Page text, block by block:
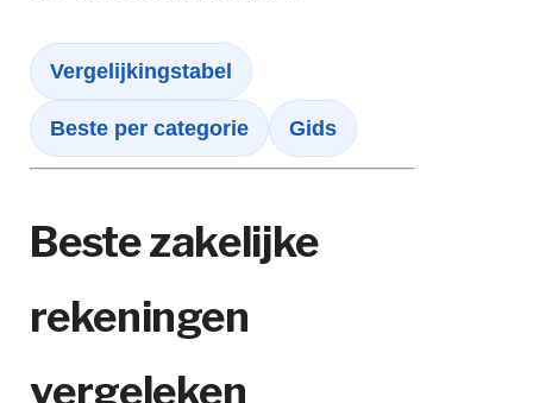
Vergelijkingstabel
Beste per categorie Gids
Beste zakelijke
rekeningen
vergeleken